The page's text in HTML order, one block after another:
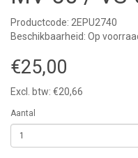
Productcode: 2EPU2740
Beschikbaarheid: Op
€25,00
Excl. btw: €20,66
Aantal